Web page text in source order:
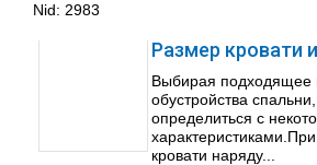
Nid: 2983
Размер кровати
Выбирая подходящее
обустройства
определиться с
кровати наряду...